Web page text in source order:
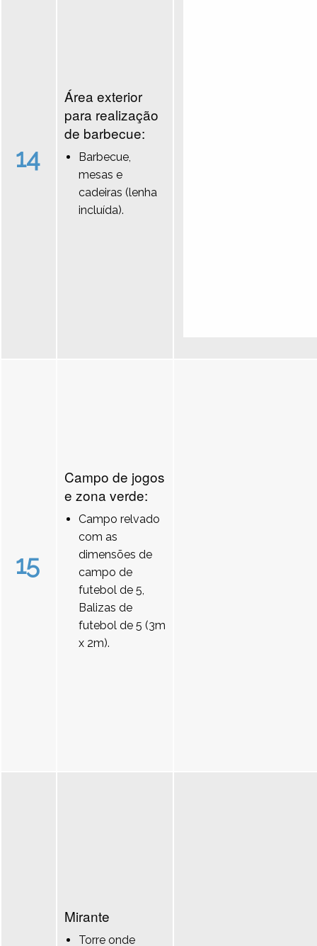
14
Área exterior
para realização
de barbecue:
Barbecue,
mesas e
cadeiras (lenha
incluída).
15
Campo de jogos
e zona verde:
Campo relvado
com as
dimensões de
campo de
futebol de 5,
Balizas de
futebol de 5 (3m
x 2m).
Mirante
Torre onde